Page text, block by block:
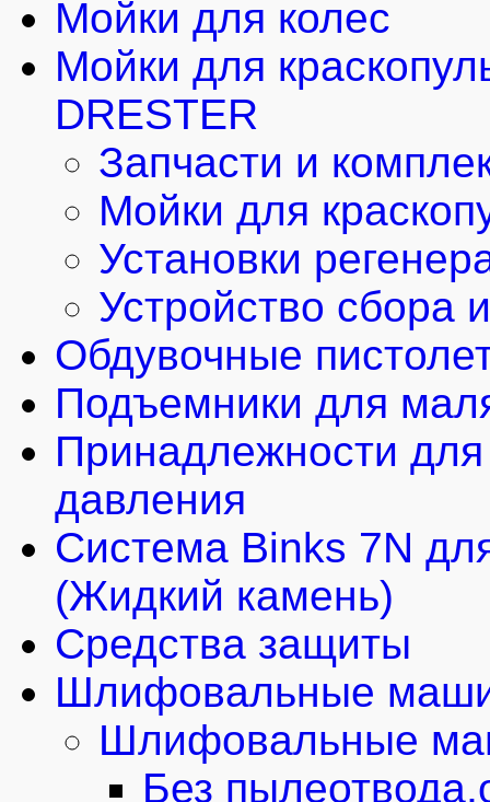
Мойки для колес
Мойки для
DRESTER
Запчасти и
Мойки для
Установки
Устройство сбора
Обдувочные
Подъемники для
Принадлежности для
давления
Система Binks 7N
(Жидкий камень)
Средства защиты
Шлифовальные
Шлифовальные
Без